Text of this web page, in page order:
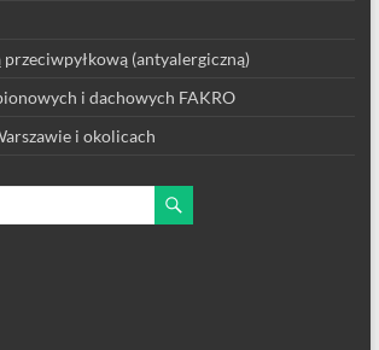
(antyalergiczną)
i dachowych FAKRO
i okolicach